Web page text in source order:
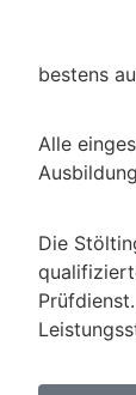
bestens
Alle
Die